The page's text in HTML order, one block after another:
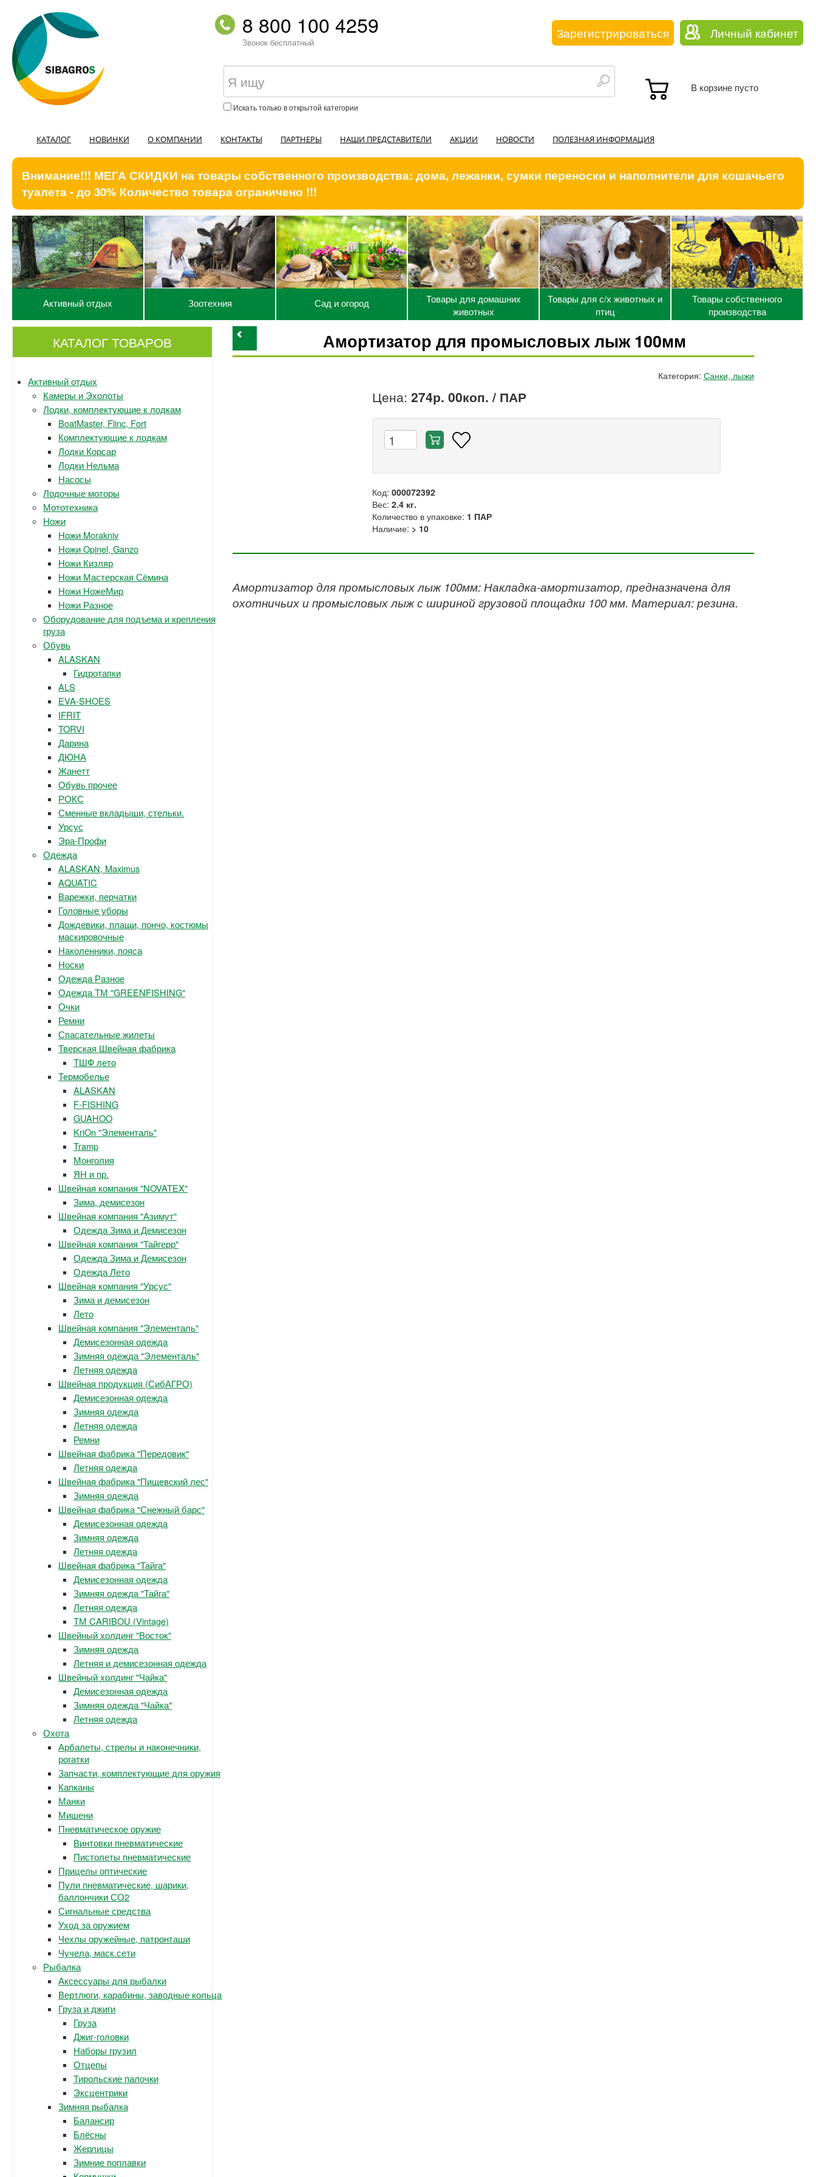
8 800 100 4259
Звонок бесплатный
Зарегистрироваться Личный кабинет
Искать только в открытой категории
В корзине пусто
КАТАЛОГ НОВИНКИ О КОМПАНИИ КОНТАКТЫ ПАРТНЕРЫ НАШИ ПРЕДСТАВИТЕЛИ АКЦИИ НОВОСТИ ПОЛЕЗНАЯ ИНФОРМАЦИЯ
Внимание!!! МЕГА СКИДКИ на товары собственного производства: дома, лежанки, сумки переноски и наполнители для кошачьего
туалета - до 30% Количество товара ограничено !!!
Активный отдых Зоотехния Сад и огород
Товары для домашних
животных
Товары для с/х животных и
птиц
Товары собственного
производства
КАТАЛОГ ТОВАРОВ
Активный отдых
Камеры и Эхолоты
Лодки, комплектующие к лодкам
BoatMaster, Flinc, Fort
Комплектующие к лодкам
Лодки Корсар
Лодки Нельма
Насосы
Лодочные моторы
Мототехника
Ножи
Ножи Morakniv
Ножи Opinel, Ganzo
Ножи Кизляр
Ножи Мастерская Сёмина
Ножи НожеМир
Ножи Разное
Оборудование для подъема и крепления
груза
Обувь
ALASKAN
Гидротапки
ALS
EVA-SHOES
IFRIT
TORVI
Дарина
ДЮНА
Жанетт
Обувь прочее
РОКС
Сменные вкладыши, стельки.
Урсус
Эра-Профи
Одежда
ALASKAN, Maximus
AQUATIC
Варежки, перчатки
Головные уборы
Дождевики, плащи, пончо, костюмы
маскировочные
Наколенники, пояса
Носки
Одежда Разное
Одежда ТМ "GREENFISHING"
Очки
Ремни
Спасательные жилеты
Тверская Швейная фабрика
ТШФ лето
Термобелье
ALASKAN
F-FISHING
GUAHOO
KriOn "Элементаль"
Tramp
Монголия
ЯН и пр.
Швейная компания "NOVATEX"
Зима, демисезон
Швейная компания "Азимут"
Одежда Зима и Демисезон
Швейная компания "Тайгерр"
Одежда Зима и Демисезон
Одежда Лето
Швейная компания "Урсус"
Зима и демисезон
Лето
Швейная компания "Элементаль"
Демисезонная одежда
Зимняя одежда "Элементаль"
Летняя одежда
Швейная продукция (СибАГРО)
Демисезонная одежда
Зимняя одежда
Летняя одежда
Ремни
Швейная фабрика "Передовик"
Летняя одежда
Швейная фабрика "Пищевский лес"
Зимняя одежда
Швейная фабрика "Снежный барс"
Демисезонная одежда
Зимняя одежда
Летняя одежда
Швейная фабрика "Тайга"
Демисезонная одежда
Зимняя одежда "Тайга"
Летняя одежда
ТМ CARIBOU (Vintage)
Швейный холдинг "Восток"
Зимняя одежда
Летняя и демисезонная одежда
Швейный холдинг "Чайка"
Демисезонная одежда
Зимняя одежда "Чайка"
Летняя одежда
Охота
Арбалеты, стрелы и наконечники,
рогатки
Запчасти, комплектующие для оружия
Капканы
Манки
Мишени
Пневматическое оружие
Винтовки пневматические
Пистолеты пневматические
Прицелы оптические
Пули пневматические, шарики,
баллончики СО2
Сигнальные средства
Уход за оружием
Чехлы оружейные, патронташи
Чучела, маск.сети
Рыбалка
Аксессуары для рыбалки
Вертлюги, карабины, заводные кольца
Груза и джиги
Груза
Джиг-головки
Наборы грузил
Отцепы
Тирольские палочки
Эксцентрики
Зимняя рыбалка
Балансир
Блёсны
Жерлицы
Зимние поплавки
Амортизатор для промысловых лыж 100мм
Категория: Санки, лыжи
Цена:274р. 00коп. / ПАР
Код:000072392
Вес:2.4 кг.
Количество в упаковке: 1 ПАР
Наличие: > 10
Амортизатор для промысловых лыж 100мм: Накладка-амортизатор, предназначена для
охотничьих и промысловых лыж с шириной грузовой площадки 100 мм. Материал: резина.